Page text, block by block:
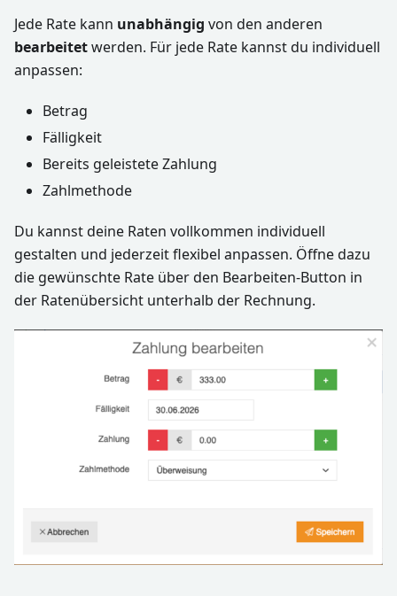
Jede Rate kann unabhängig von den anderen
bearbeitetwerden. Für jede Rate kannst du individuell
anpassen:
Betrag
Fälligkeit
Bereits geleistete Zahlung
Zahlmethode
Du kannst deine Raten vollkommen individuell
gestalten und jederzeit flexibel anpassen. Öffne dazu
die gewünschte Rate über den Bearbeiten-Button in
der Ratenübersicht unterhalb der Rechnung.